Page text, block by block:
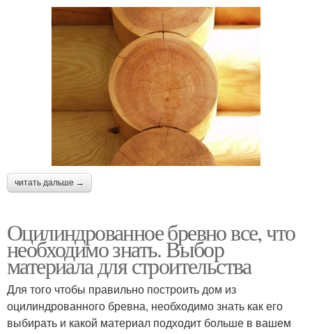
читать дальше →
Оцилиндрованное бревно все, что
необходимо знать. Выбор
материала для строительства
Для того чтобы правильно построить дом из
оцилиндрованного бревна, необходимо знать как его
выбирать и какой материал подходит больше в вашем